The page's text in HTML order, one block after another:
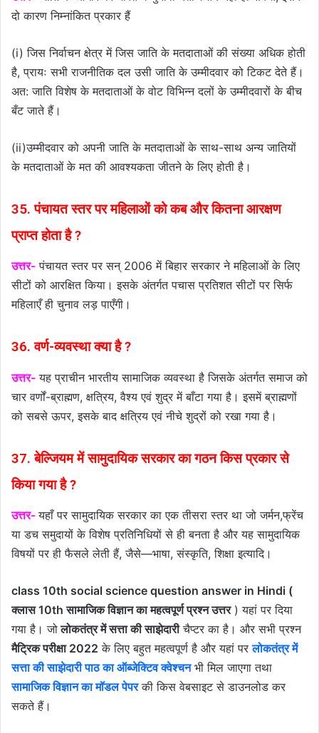
दो कारण निम्नांकित प्रकार हैं
(i) जिस निर्वाचन क्षेत्र में जिस जाति के मतदाताओं की संख्या अधिक होती
है, प्रायः सभी राजनीतिक दल उसी जाति के उम्मीदवार को टिकट देते हैं।
अत: जाति विशेष के मतदाताओं के वोट विभिन्न दलों के उम्मीदवारों के बीच
बँट जाते हैं।
(ii)उम्मीदवार को अपनी जाति के मतदाताओं के साथ-साथ अन्य जातियों
के मतदाताओं के मत की आवश्यकता जीतने के लिए होती है।
35. पंचायत स्तर पर महिलाओं को कब और कितना आरक्षण
प्राप्त होता है ?
उत्तर- पंचायत स्तर पर सन् 2006 में बिहार सरकार ने महिलाओं के लिए
सीटों को आरक्षित किया। इसके अंतर्गत पचास प्रतिशत सीटों पर सिर्फ
महिलाएँ ही चुनाव लड़ पाएँगी।
36. वर्ण-व्यवस्था क्या है ?
उत्तर- यह प्राचीन भारतीय सामाजिक व्यवस्था है जिसके अंतर्गत समाज को
चार वर्णों-ब्राह्मण, क्षत्रिय, वैश्य एवं शुद्र में बाँटा गया है। इसमें ब्राह्मणों
को सबसे ऊपर, इसके बाद क्षत्रिय एवं नीचे शुद्रों को रखा गया है।
37. बेल्जियम में सामुदायिक सरकार का गठन किस प्रकार से
किया गया है ?
उत्तर-यहाँ पर सामुदायिक सरकार का एक तीसरा स्तर था जो जर्मन,फ्रेंच
या डच समुदायों के विशेष प्रतिनिधियों से ही बनता है और यह सामुदायिक
विषयों पर ही फैसले लेती हैं, जैसे—भाषा, संस्कृति, शिक्षा इत्यादि।
class 10th social science question answer in Hindi (
क्लास 10th सामाजिक विज्ञान का महत्वपूर्ण प्रश्न उत्तर) यहां पर दिया
गया है। जोलोकतंत्र में सत्ता की साझेदारीचैप्टर का है। और सभी प्रश्न
मैट्रिक परीक्षा 2022 के लिए बहुत महत्वपूर्ण है और यहां परलोकतंत्र में
सत्ता की साझेदारी पाठ का ऑब्जेक्टिव क्वेश्चनभी मिल जाएगा तथा
सामाजिक विज्ञान का मॉडल पेपर की किस वेबसाइट से डाउनलोड कर
सकते हैं।